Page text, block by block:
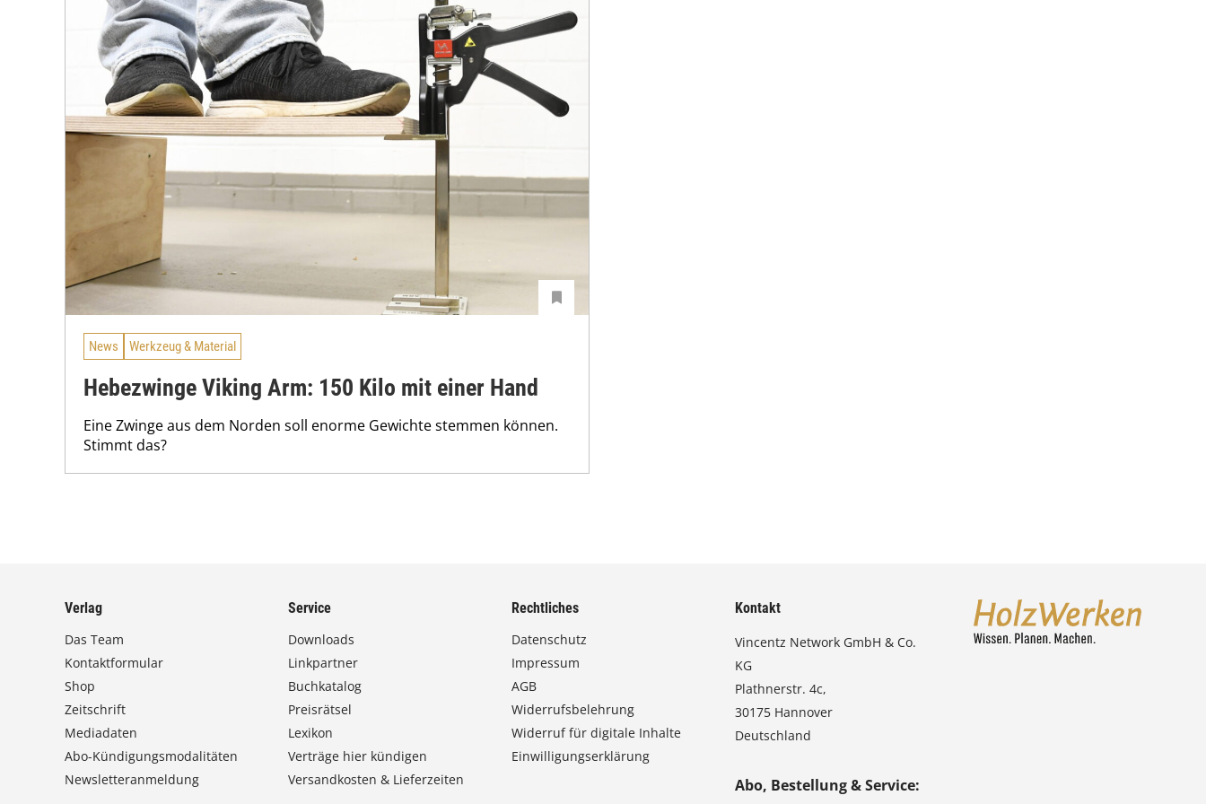
News Werkzeug & Material
Hebezwinge Viking Arm: 150 Kilo mit einer Hand
Eine Zwinge aus dem Norden soll enorme Gewichte stemmen können.
Stimmt das?
Verlag
Das Team
Kontaktformular
Shop
Zeitschrift
Mediadaten
Abo-Kündigungsmodalitäten
Newsletteranmeldung
Service
Downloads
Linkpartner
Buchkatalog
Preisrätsel
Lexikon
Verträge hier kündigen
Versandkosten & Lieferzeiten
Rechtliches
Datenschutz
Impressum
AGB
Widerrufsbelehrung
Widerruf für digitale Inhalte
Einwilligungserklärung
Kontakt
Vincentz Network GmbH & Co.
KG
Plathnerstr. 4c,
30175 Hannover
Deutschland
Abo, Bestellung & Service: